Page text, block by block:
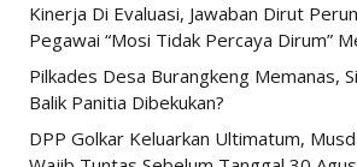
Kinerja Di Evaluasi, Jawaban Dirut
Pegawai “Mosi Tidak Percaya Dirum”
Pilkades Desa Burangkeng Memanas,
Balik Panitia Dibekukan?
DPP Golkar Keluarkan Ultimatum,